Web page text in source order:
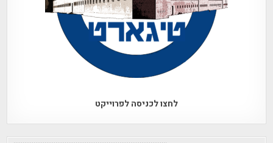
לחצו לכניסה לפרוייקט